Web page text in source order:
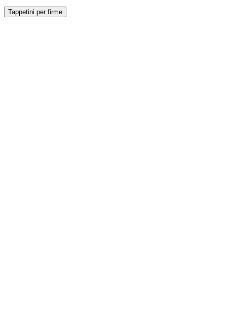
Scopri i prodotti compatibili
Tappetini per firme